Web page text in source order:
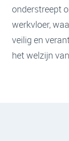
onderstreept
werkvloer,
veilig en
het welzijn